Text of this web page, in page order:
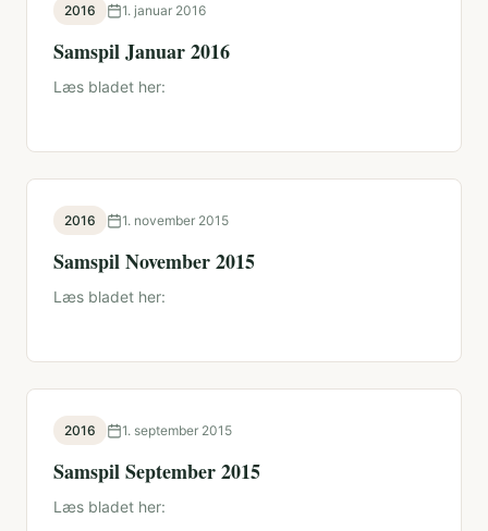
2016 1. januar 2016
Samspil Januar 2016
Læs bladet her:
2016 1. november 2015
Samspil November 2015
Læs bladet her:
2016 1. september 2015
Samspil September 2015
Læs bladet her: